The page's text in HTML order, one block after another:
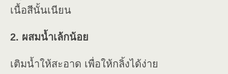
เนื้อสีนั้นเนียน
2. ผสมน้ำเล้กน้อย
เติมน้ำให้สะอาด เพื่อให้กลิ้งได้ง่าย